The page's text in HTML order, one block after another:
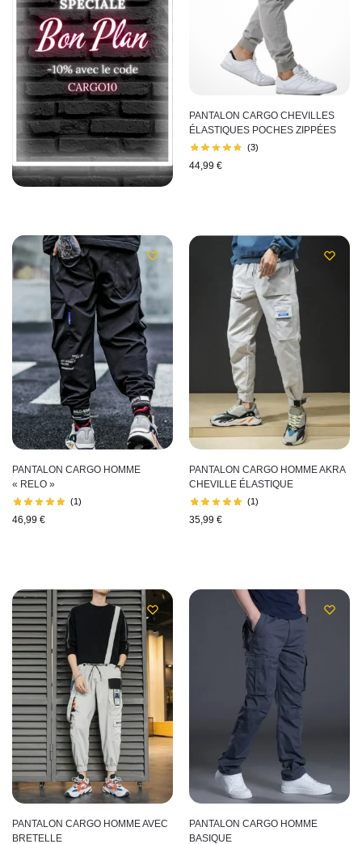
PANTALON CARGO CHEVILLES
ÉLASTIQUES POCHES ZIPPÉES
(3)
44,99 €
PANTALON CARGO HOMME
« RELO »
(1)
46,99 €
PANTALON CARGO HOMME AKRA
CHEVILLE ÉLASTIQUE
(1)
35,99 €
PANTALON CARGO HOMME AVEC
BRETELLE
PANTALON CARGO HOMME
BASIQUE